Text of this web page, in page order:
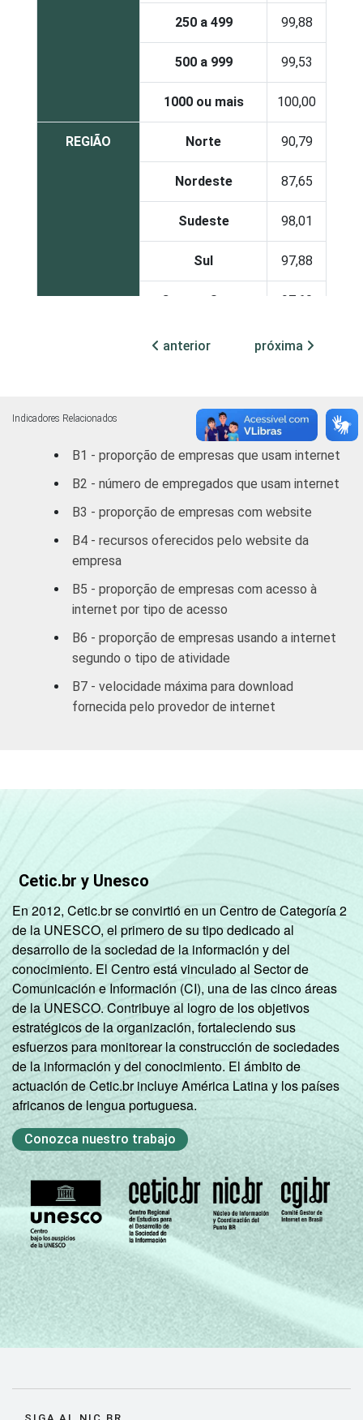
250 a 499 99,88
500 a 999 99,53
1000 ou mais 100,00
REGIÃO Norte 90,79
Nordeste 87,65
Sudeste 98,01
Sul 97,88
Centro-Oeste 97,60
Indústria de
97,43
Comércio/
Reparação de
Autos
95,20
Hotel/
Alimentação
Comunicação
98,45
Ativ. Imobiliárias,
aluguel e
Ativ. Cinema/
Respostas referentes aos últimos doze meses
(pesquisa realizada em agosto/setembro 2005).
anterior próxima
Indicadores Relacionados
B1 - proporção de empresas que usam internet
B2 - número de empregados que usam internet
B3 - proporção de empresas com website
B4 - recursos oferecidos pelo website da
empresa
B5 - proporção de empresas com acesso à
internet por tipo de acesso
B6 - proporção de empresas usando a internet
segundo o tipo de atividade
B7 - velocidade máxima para download
fornecida pelo provedor de internet
Cetic.br y Unesco
En 2012, Cetic.br se convirtió en un Centro de Categoría 2
de la UNESCO, el primero de su tipo dedicado al
desarrollo de la sociedad de la información y del
conocimiento. El Centro está vinculado al Sector de
Comunicación e Información (CI), una de las cinco áreas
de la UNESCO. Contribuye al logro de los objetivos
estratégicos de la organización, fortaleciendo sus
esfuerzos para monitorear la construcción de sociedades
de la información y del conocimiento. El ámbito de
actuación de Cetic.br incluye América Latina y los países
africanos de lengua portuguesa.
Conozca nuestro trabajo